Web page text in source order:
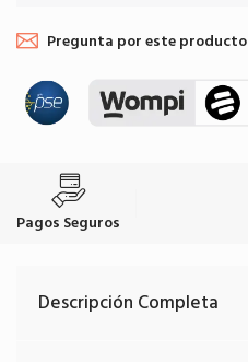
Pregunta por este producto
Pagos Seguros
Descripción Completa